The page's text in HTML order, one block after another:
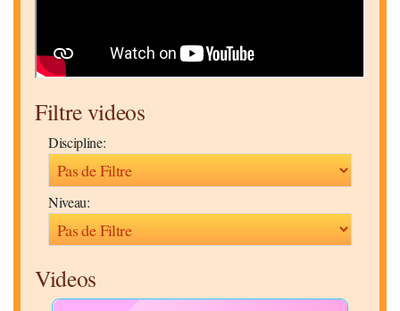
Filtre videos
Discipline:
Niveau:
Videos